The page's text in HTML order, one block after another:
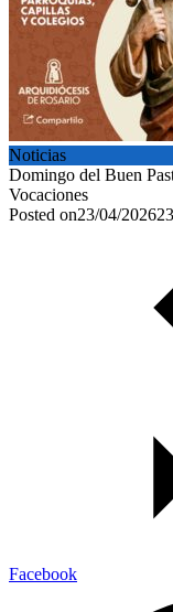
Noticias
Domingo del Buen
Vocaciones
Posted on23/04/2026
Facebook